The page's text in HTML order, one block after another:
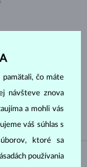
čo máte
návšteve znova
a mohli vás
váš súhlas s
ktoré sa
používania